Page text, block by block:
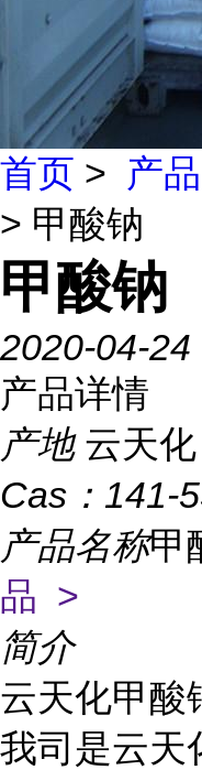
首页 > 产
> 甲酸钠
甲酸钠
2020-04-24
产品详情
产地 云天化
Cas： 141-
产品名称甲
品 >
简介
云天化甲酸
我司是云天